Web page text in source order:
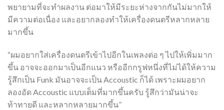
พยายามที่จะทำผลงาน ต่อมาให้มีระยะห่างจากกันไม่มากให้
มีความต่อเนื่อง และอยากลองทำให้เครื่องดนตรีหลากหลาย
มากขึ้น
“ผมอยากใส่เครื่องดนตรีเข้าไปอีกในเพลงต่อ ๆ ไปให้เพิ่มมาก
ขึ้น อาจจะออกมาเป็นอีกแนว หรืออีกกรูฟหนึ่งที่ไม่ได้ให้ความ
รู้สึกเป็น Funk มันอาจจะเป็น Accoustic ก็ได้ เพราะผมอยาก
ลองอัด Accoustic แบบเต็มที่มากขึ้นครับ รู้สึกว่ามันน่าจะ
ท้าทายดี และหลากหลายมากขึ้น”